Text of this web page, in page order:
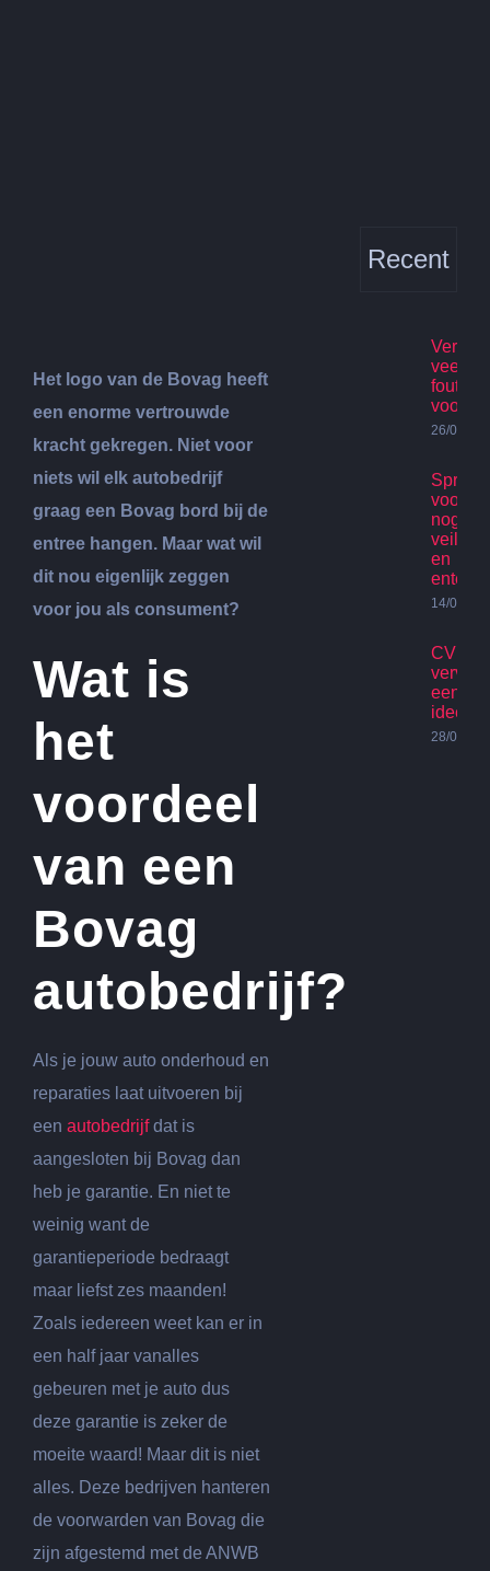
Het logo van de Bovag heeft
een enorme vertrouwde
kracht gekregen. Niet voor
niets wil elk autobedrijf
graag een Bovag bord bij de
entree hangen. Maar wat wil
dit nou eigenlijk zeggen
voor jou als consument?
Wat is
het
voordeel
van een
Bovag
autobedrijf?
Als je jouw auto onderhoud en
reparaties laat uitvoeren bij
een autobedrijfdat is
aangesloten bij Bovag dan
heb je garantie. En niet te
weinig want de
garantieperiode bedraagt
maar liefst zes maanden!
Zoals iedereen weet kan er in
een half jaar vanalles
gebeuren met je auto dus
deze garantie is zeker de
moeite waard! Maar dit is niet
alles. Deze bedrijven hanteren
de voorwarden van Bovag die
zijn afgestemd met de ANWB
Recent
fouten
26/07/
voor
nog
veilig
en
14/07/
CV
een
idee?
28/06/